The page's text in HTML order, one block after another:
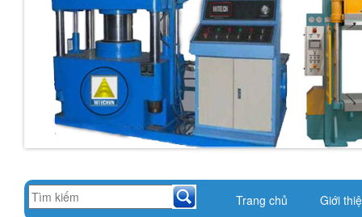
Trang chủ Giới